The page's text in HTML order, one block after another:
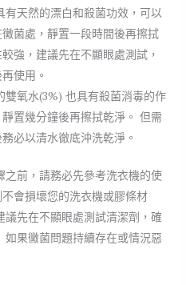
有天然的漂白和殺菌功效，可以
菌處，靜置一段時間後再擦拭
強，建議先在不顯眼處測試，
使用。
雙氧水(3%) 也具有殺菌消毒的作
置幾分鐘後再擦拭乾淨。 但需
必以清水徹底沖洗乾淨。
之前，請務必先參考洗衣機的使
會損壞您的洗衣機或膠條材
先在不顯眼處測試清潔劑，確
果黴菌問題持續存在或情況惡